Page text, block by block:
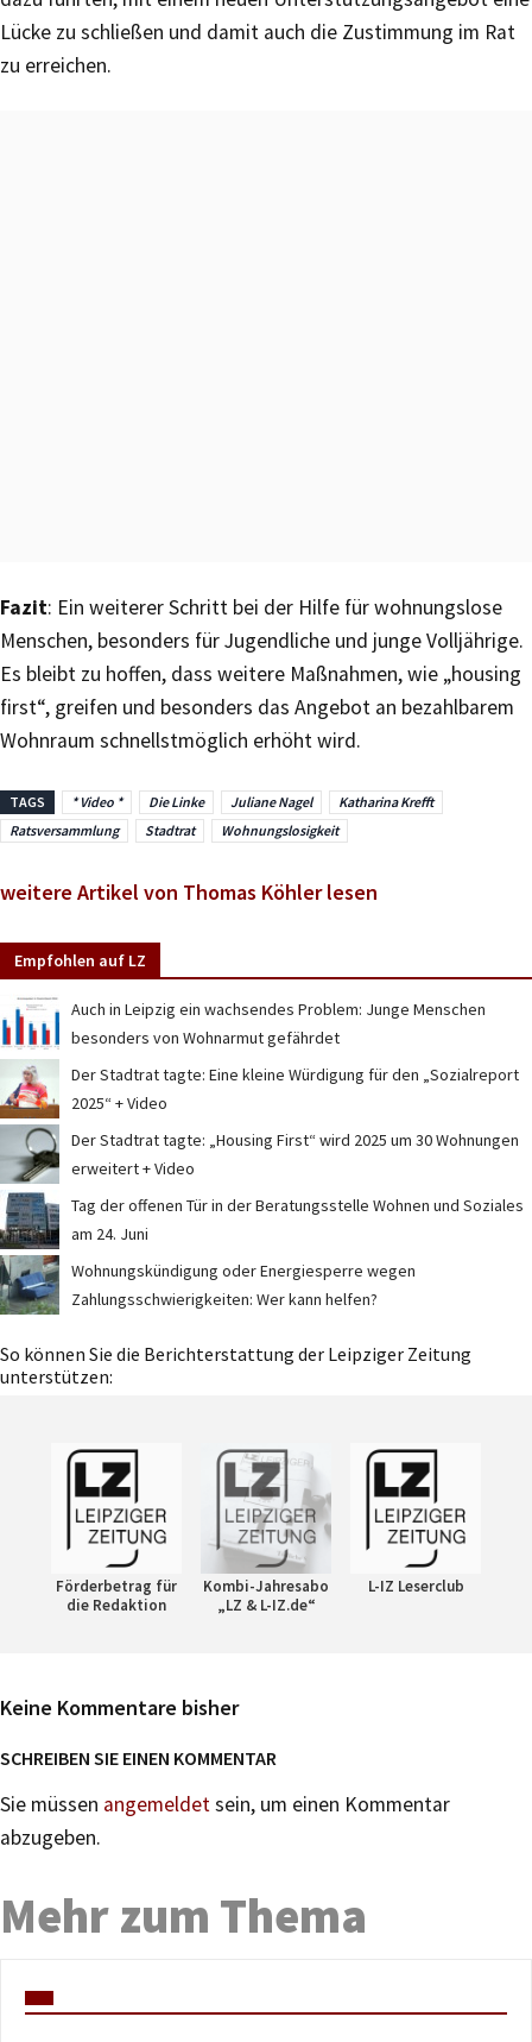
Lücke zu schließen und damit auch die Zustimmung im Rat
zu erreichen.
Fazit: Ein weiterer Schritt bei der Hilfe für wohnungslose
Menschen, besonders für Jugendliche und junge Volljährige.
Es bleibt zu hoffen, dass weitere Maßnahmen, wie „housing
first“, greifen und besonders das Angebot an bezahlbarem
Wohnraum schnellstmöglich erhöht wird.
TAGS * Video * Die Linke Juliane Nagel
Katharina Krefft
Ratsversammlung
Stadtrat Wohnungslosigkeit
weitere Artikel von Thomas Köhler lesen
Empfohlen auf LZ
Auch in Leipzig ein wachsendes Problem: Junge Menschen
besonders von Wohnarmut gefährdet
Der Stadtrat tagte: Eine kleine Würdigung für den „Sozialreport
2025“ + Video
Der Stadtrat tagte: „Housing First“ wird 2025 um 30 Wohnungen
erweitert + Video
Tag der offenen Tür in der Beratungsstelle Wohnen und Soziales
am 24. Juni
Wohnungskündigung oder Energiesperre wegen
Zahlungsschwierigkeiten: Wer kann helfen?
So können Sie die Berichterstattung der Leipziger Zeitung
unterstützen:
Förderbetrag für
die Redaktion
Kombi-Jahresabo
„LZ & L-IZ.de“
L-IZ Leserclub
Keine Kommentare bisher
SCHREIBEN SIE EINEN KOMMENTAR
Sie müssen angemeldetsein, um einen Kommentar
abzugeben.
Mehr zum Thema